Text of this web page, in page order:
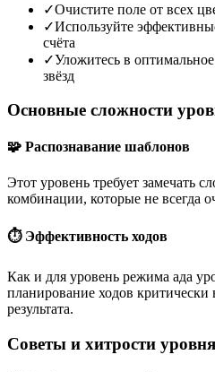
✓Очистите поле от всех
✓Используйте
счёта
✓Уложитесь в
звёзд
Основные сложности
🧩 Распознавание шаблонов
Этот уровень требует замечать
комбинации, которые не всегда
⏱️ Эффективность ходов
Как и для уровень режима ада
планирование ходов
результата.
Советы и хитрости